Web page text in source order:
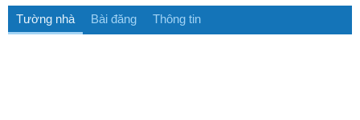
Tường nhà Bài đăng Thông tin